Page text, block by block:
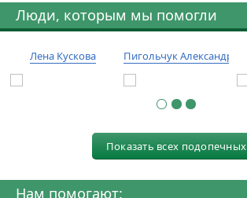
Люди, которым мы помогли
Лена Кускова Пигольчук Александр
Показать всех подопечных
Нам помогают: